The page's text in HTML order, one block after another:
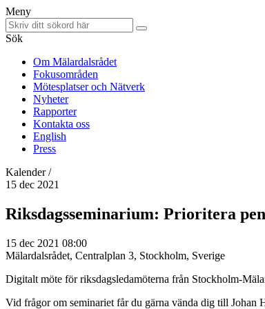
Meny
Sök
Om Mälardalsrådet
Fokusområden
Mötesplatser och Nätverk
Nyheter
Rapporter
Kontakta oss
English
Press
Kalender /
15 dec 2021
Riksdagsseminarium: Prioritera
15 dec 2021 08:00
Mälardalsrådet, Centralplan 3, Stockholm, Sverige
Digitalt möte för riksdagsledamöterna från Stockholm-
Vid frågor om seminariet får du gärna vända dig till Johan